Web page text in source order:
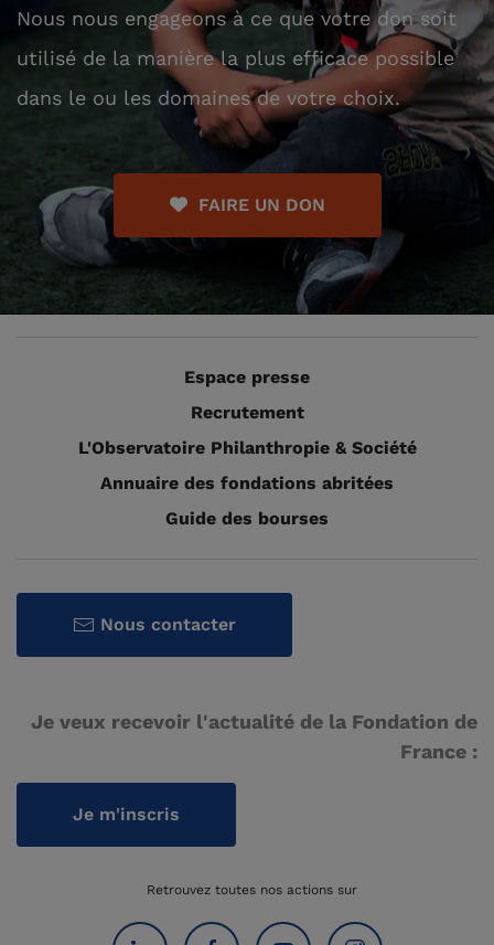
Nous nous engageons à ce que votre don soit
utilisé de la manière la plus efficace possible
dans le ou les domaines de votre choix.
FAIRE UN DON
Espace presse
Recrutement
L'Observatoire Philanthropie & Société
Annuaire des fondations abritées
Guide des bourses
Nous contacter
Je veux recevoir l'actualité de la Fondation de
France :
Je m'inscris
Retrouvez toutes nos actions sur